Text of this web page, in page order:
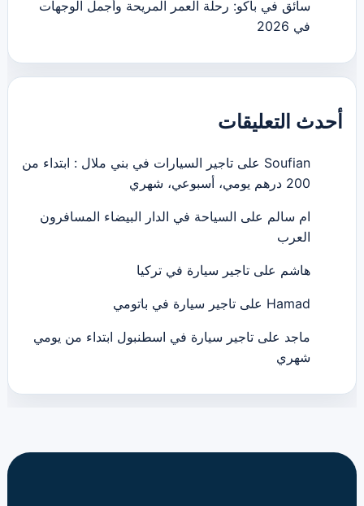
سائق في باكو: رحلة العمر المريحة وأجمل الوجهات
في 2026
أحدث التعليقات
Soufian على تاجير السيارات في بني ملال : ابتداء من
200 درهم يومي، أسبوعي، شهري
ام سالم على السياحة في الدار البيضاء المسافرون
العرب
هاشم على تاجير سيارة في تركيا
Hamad على تاجير سيارة في باتومي
ماجد على تاجير سيارة في اسطنبول ابتداء من يومي
شهري